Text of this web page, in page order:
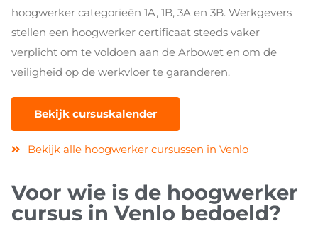
hoogwerker categorieën 1A, 1B, 3A en 3B. Werkgevers
stellen een hoogwerker certificaat steeds vaker
verplicht om te voldoen aan de Arbowet en om de
veiligheid op de werkvloer te garanderen.
Bekijk cursuskalender
Bekijk alle hoogwerker cursussen in Venlo
Voor wie is de hoogwerker
cursus in Venlo bedoeld?